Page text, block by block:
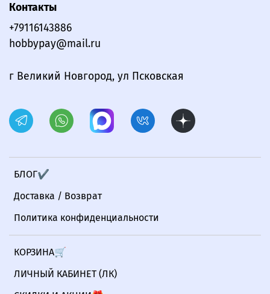
БЛОГ✔
Доставка / Возврат
Политика конфиденциальности
КОРЗИНА🛒
ЛИЧНЫЙ КАБИНЕТ (ЛК)
Контакты
+79116143886
hobbypay@mail.ru
г Великий Новгород, ул Псковская